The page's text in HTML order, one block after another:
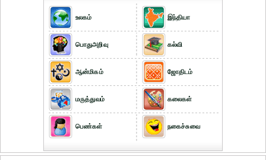
உலகம்
பொதுஅறிவு
ஆன்மிகம்
மருத்துவம்
பெண்கள்
இந்தியா
கல்வி
ஜோதிடம்
கலைகள்
நகைச்சுவை